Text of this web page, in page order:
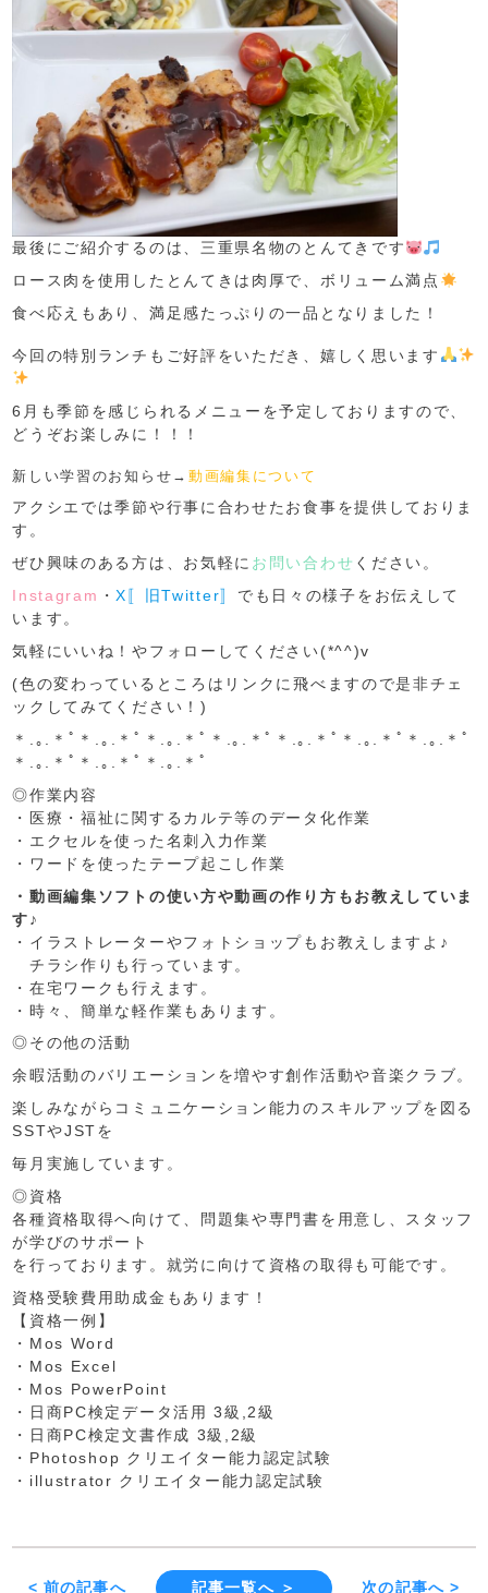
最後にご紹介するのは、三重県名物のとんてきです
ロース肉を使用したとんてきは肉厚で、ボリューム満点
食べ応えもあり、満足感たっぷりの一品となりました！
今回の特別ランチもご好評をいただき、嬉しく思います
6月も季節を感じられるメニューを予定しておりますので、
どうぞお楽しみに！！！
新しい学習のお知らせ→ 動画編集について
アクシエでは季節や行事に合わせたお食事を提供しておりま
す。
ぜひ興味のある方は、お気軽に お問い合わせ ください。
Instagram ・X〚旧Twitter〛 でも日々の様子をお伝えして
います。
気軽にいいね！やフォローしてください(*^^)v
(色の変わっているところはリンクに飛べますので是非チェ
ックしてみてください！)
＊.｡.＊ﾟ＊.｡.＊ﾟ＊.｡.＊ﾟ＊.｡.＊ﾟ＊.｡.＊ﾟ＊.｡.＊ﾟ＊.｡.＊ﾟ
＊.｡.＊ﾟ＊.｡.＊ﾟ＊.｡.＊ﾟ
◎作業内容
・医療・福祉に関するカルテ等のデータ化作業
・エクセルを使った名刺入力作業
・ワードを使ったテープ起こし作業
・動画編集ソフトの使い方や動画の作り方もお教えしていま
す♪
・イラストレーターやフォトショップもお教えしますよ♪
チラシ作りも行っています。
・在宅ワークも行えます。
・時々、簡単な軽作業もあります。
◎その他の活動
余暇活動のバリエーションを増やす創作活動や音楽クラブ。
楽しみながらコミュニケーション能力のスキルアップを図る
SSTやJSTを
毎月実施しています。
◎資格
各種資格取得へ向けて、問題集や専門書を用意し、スタッフ
が学びのサポート
を行っております。就労に向けて資格の取得も可能です。
資格受験費用助成金もあります！
【資格一例】
・Mos Word
・Mos Excel
・Mos PowerPoint
・日商PC検定データ活用 3級,2級
・日商PC検定文書作成 3級,2級
・Photoshop クリエイター能力認定試験
・illustrator クリエイター能力認定試験
< 前の記事へ 記事一覧へ ＞ 次の記事へ >